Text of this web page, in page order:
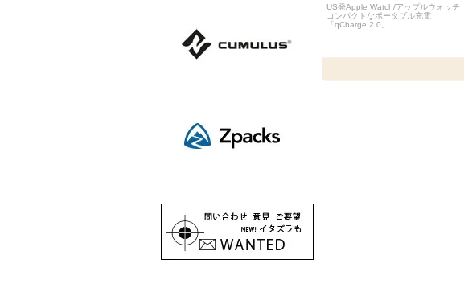
US発Apple Watch/アップルウォッチ
コンパクトなポータブル充電
「qCharge 2.0」